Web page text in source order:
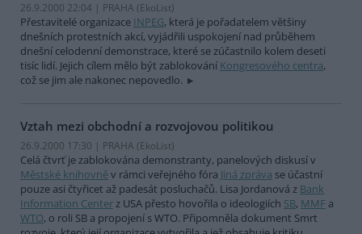
26.9.2000 22:04 | PRAHA (EkoList)
Přestavitelé organizace INPEG, která je pořadatelem většiny
dnešních protestních akcí, vyjádřili uspokojení nad průběhem
dnešní celodenní demonstrace, které se zúčastnilo kolem deseti
tisíc lidí. Jejich cílem mělo být zablokování Kongresového centra,
což se jim ale nakonec nepovedlo.
Vztah mezi obchodní a rozvojovou politikou
26.9.2000 17:30 | PRAHA (EkoList)
Celá čtvrť je zablokována demonstranty, panelových diskusí v
Městské knihovněv rámci veřejného fóra Jiná zpráva se účastní
pouze asi čtyřicet až padesát posluchačů. Lisa Jordanová z Bank
Information Centerz USA přesto hovořila o ideologiích SB, MMF a
WTO, o roli SB a propojení s WTO. Připomněla dokument Smrt